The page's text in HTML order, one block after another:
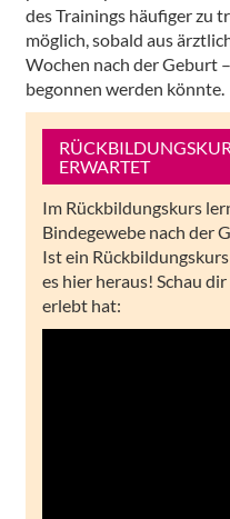
des Trainings häufiger zu
möglich, sobald aus
Wochen nach der Geburt
begonnen werden könnte.
ERWARTET
Im Rückbildungskurs
Bindegewebe nach der
Ist ein
es hier heraus! Schau
erlebt hat: